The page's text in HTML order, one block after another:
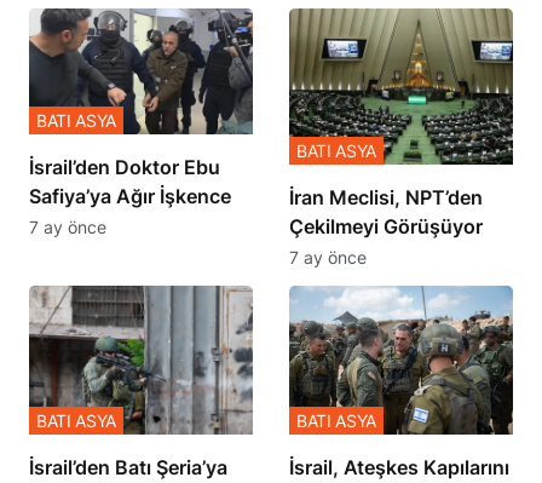
İsrail’den Doktor Ebu
Safiya’ya Ağır İşkence
BATI ASYA
7 ay önce
İran Meclisi, NPT’den
Çekilmeyi Görüşüyor
BATI ASYA
7 ay önce
​​​​​​​İsrail’den Batı Şeria’ya
BATI ASYA
İsrail, Ateşkes Kapılarını
BATI ASYA